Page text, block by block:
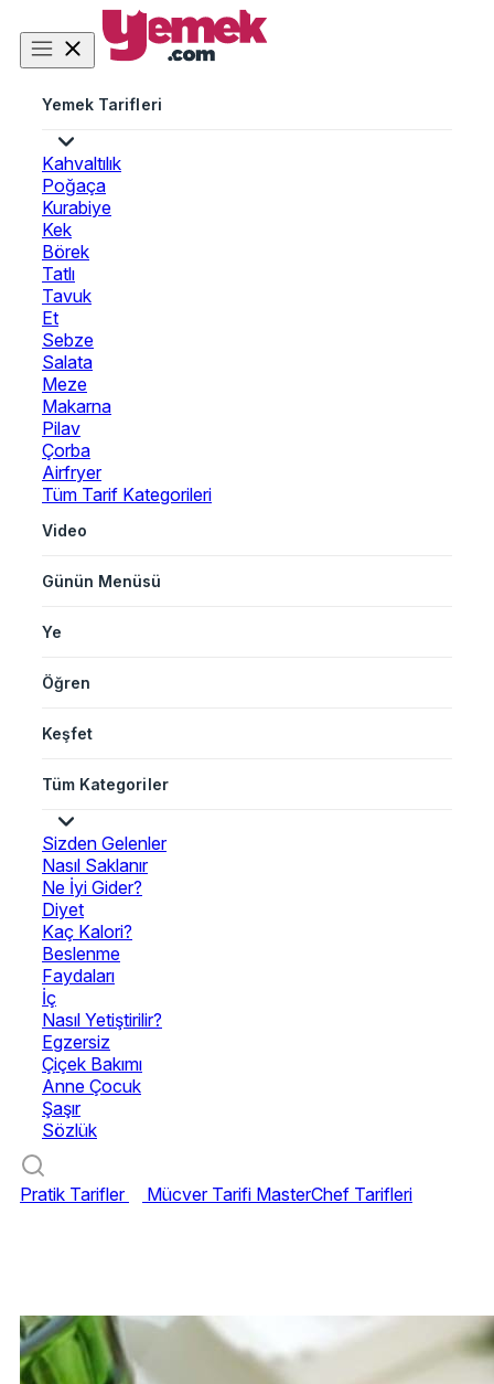
Yemek Tarifleri
Kahvaltılık
Poğaça
Kurabiye
Kek
Börek
Tatlı
Tavuk
Et
Sebze
Salata
Meze
Makarna
Pilav
Çorba
Airfryer
Tüm Tarif Kategorileri
Video
Günün Menüsü
Ye
Öğren
Keşfet
Tüm Kategoriler
Sizden Gelenler
Nasıl Saklanır
Ne İyi Gider?
Diyet
Kaç Kalori?
Beslenme
Faydaları
İç
Nasıl Yetiştirilir?
Egzersiz
Çiçek Bakımı
Anne Çocuk
Şaşır
Sözlük
Pratik Tarifler Mücver Tarifi MasterChef Tarifleri